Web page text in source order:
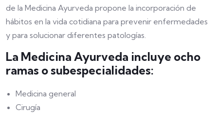
de la Medicina Ayurveda propone la incorporación de
hábitos en la vida cotidiana para prevenir enfermedades
y para solucionar diferentes patologías.
La Medicina Ayurveda incluye ocho
ramas o subespecialidades:
Medicina general
Cirugía